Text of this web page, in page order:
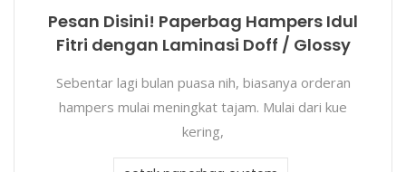
Pesan Disini! Paperbag Hampers Idul
Fitri dengan Laminasi Doff / Glossy
Sebentar lagi bulan puasa nih, biasanya orderan
hampers mulai meningkat tajam. Mulai dari kue
kering,